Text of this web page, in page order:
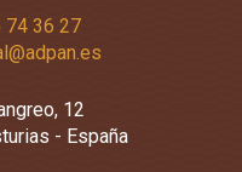
74 36 27
12
- España